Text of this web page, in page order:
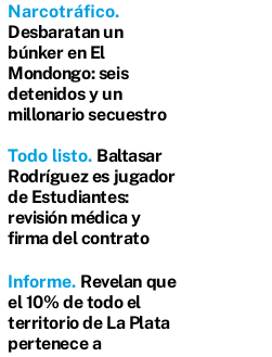
Narcotráfico
Desbaratan un
búnker en El
Mondongo: seis
detenidos y un
millonario secuestro
Todo listo Baltasar
Rodríguez es jugador
de Estudiantes:
revisión médica y
firma del contrato
Informe Revelan que
el 10% de todo el
territorio de La Plata
pertenece a